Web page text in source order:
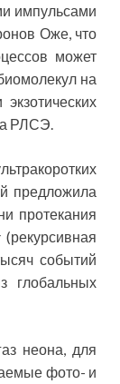
импульсами
Оже, что
может
на
РЛСЭ.
предложила
протекания
(рекурсивная
событий
глобальных
неона, для
фото- и